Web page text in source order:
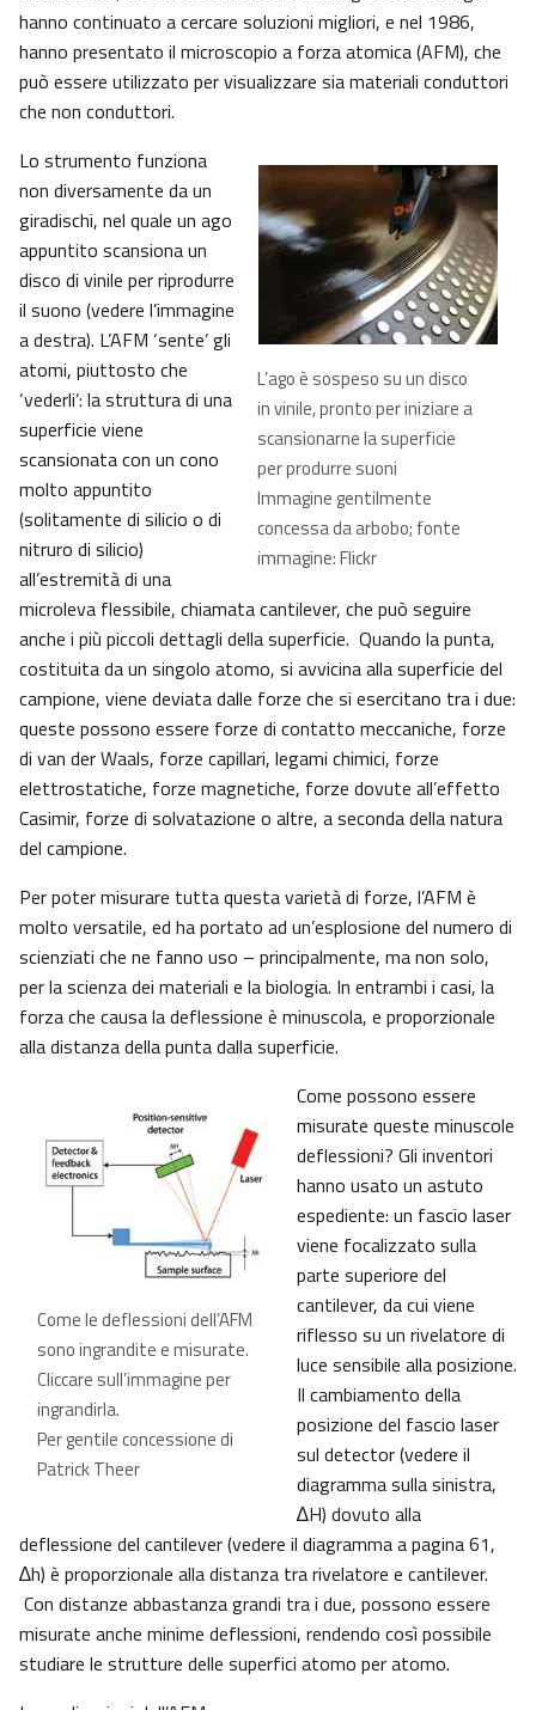
hanno continuato a cercare soluzioni migliori, e nel 1986,
hanno presentato il microscopio a forza atomica (AFM), che
può essere utilizzato per visualizzare sia materiali conduttori
che non conduttori.
L’ago è sospeso su un disco
in vinile, pronto per iniziare a
scansionarne la superficie
per produrre suoni
Immagine gentilmente
concessa da arbobo; fonte
immagine: Flickr
Lo strumento funziona
non diversamente da un
giradischi, nel quale un ago
appuntito scansiona un
disco di vinile per riprodurre
il suono (vedere l’immagine
a destra). L’AFM ‘sente’ gli
atomi, piuttosto che
‘vederli’: la struttura di una
superficie viene
scansionata con un cono
molto appuntito
(solitamente di silicio o di
nitruro di silicio)
all’estremità di una
microleva flessibile, chiamata cantilever, che può seguire
anche i più piccoli dettagli della superficie. Quando la punta,
costituita da un singolo atomo, si avvicina alla superficie del
campione, viene deviata dalle forze che si esercitano tra i due:
queste possono essere forze di contatto meccaniche, forze
di van der Waals, forze capillari, legami chimici, forze
elettrostatiche, forze magnetiche, forze dovute all’effetto
Casimir, forze di solvatazione o altre, a seconda della natura
del campione.
Per poter misurare tutta questa varietà di forze, l’AFM è
molto versatile, ed ha portato ad un’esplosione del numero di
scienziati che ne fanno uso – principalmente, ma non solo,
per la scienza dei materiali e la biologia. In entrambi i casi, la
forza che causa la deflessione è minuscola, e proporzionale
alla distanza della punta dalla superficie.
Come le deflessioni dell’AFM
sono ingrandite e misurate.
Cliccare sull’immagine per
ingrandirla.
Per gentile concessione di
Patrick Theer
Come possono essere
misurate queste minuscole
deflessioni? Gli inventori
hanno usato un astuto
espediente: un fascio laser
viene focalizzato sulla
parte superiore del
cantilever, da cui viene
riflesso su un rivelatore di
luce sensibile alla posizione.
Il cambiamento della
posizione del fascio laser
sul detector (vedere il
diagramma sulla sinistra,
∆H) dovuto alla
deflessione del cantilever (vedere il diagramma a pagina 61,
∆h) è proporzionale alla distanza tra rivelatore e cantilever.
Con distanze abbastanza grandi tra i due, possono essere
misurate anche minime deflessioni, rendendo così possibile
studiare le strutture delle superfici atomo per atomo.